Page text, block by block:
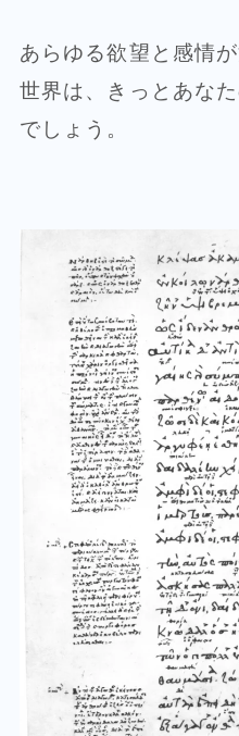
あらゆる欲望と感情
世界は、きっとあな
でしょう。